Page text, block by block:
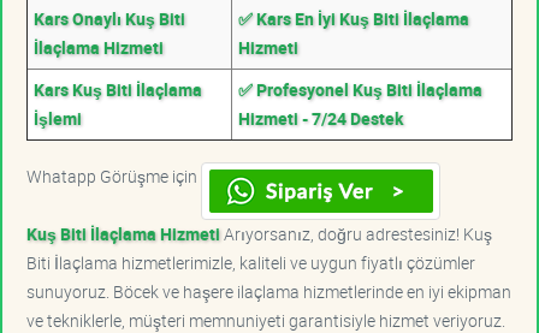
Kars Onaylı Kuş Biti
İlaçlama Hizmeti
✅ Kars En İyi Kuş Biti İlaçlama
Hizmeti
Kars Kuş Biti İlaçlama
İşlemi
✅ Profesyonel Kuş Biti İlaçlama
Hizmeti - 7/24 Destek
Whatapp Görüşme için
Kuş Biti İlaçlama HizmetiArıyorsanız, doğru adrestesiniz! Kuş
Biti İlaçlama hizmetlerimizle, kaliteli ve uygun fiyatlı çözümler
sunuyoruz. Böcek ve haşere ilaçlama hizmetlerinde en iyi ekipman
ve tekniklerle, müşteri memnuniyeti garantisiyle hizmet veriyoruz.